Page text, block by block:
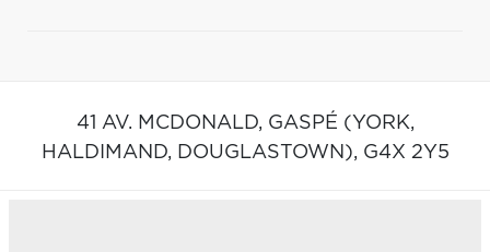
41 AV. MCDONALD, GASPÉ (YORK,
HALDIMAND, DOUGLASTOWN), G4X 2Y5